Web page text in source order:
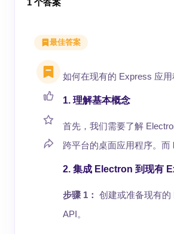
1 个答案
最佳答案
如何在现有的 Express 应用
1. 理解基本概念
首先，我们需要了解
跨平台的桌面应用程序。而
2. 集成 Electron 到现有
步骤 1： 创建或准备现有
API。